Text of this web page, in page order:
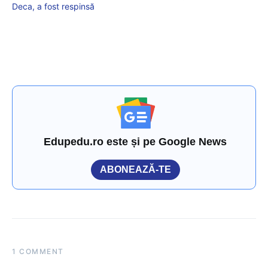
Deca, a fost respinsă
Edupedu.ro este și pe Google News
ABONEAZĂ-TE
1 COMMENT